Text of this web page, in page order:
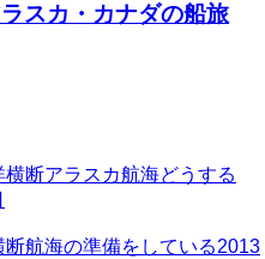
スカ・カナダの船旅
断アラスカ航海どうする
航海の準備をしている2013